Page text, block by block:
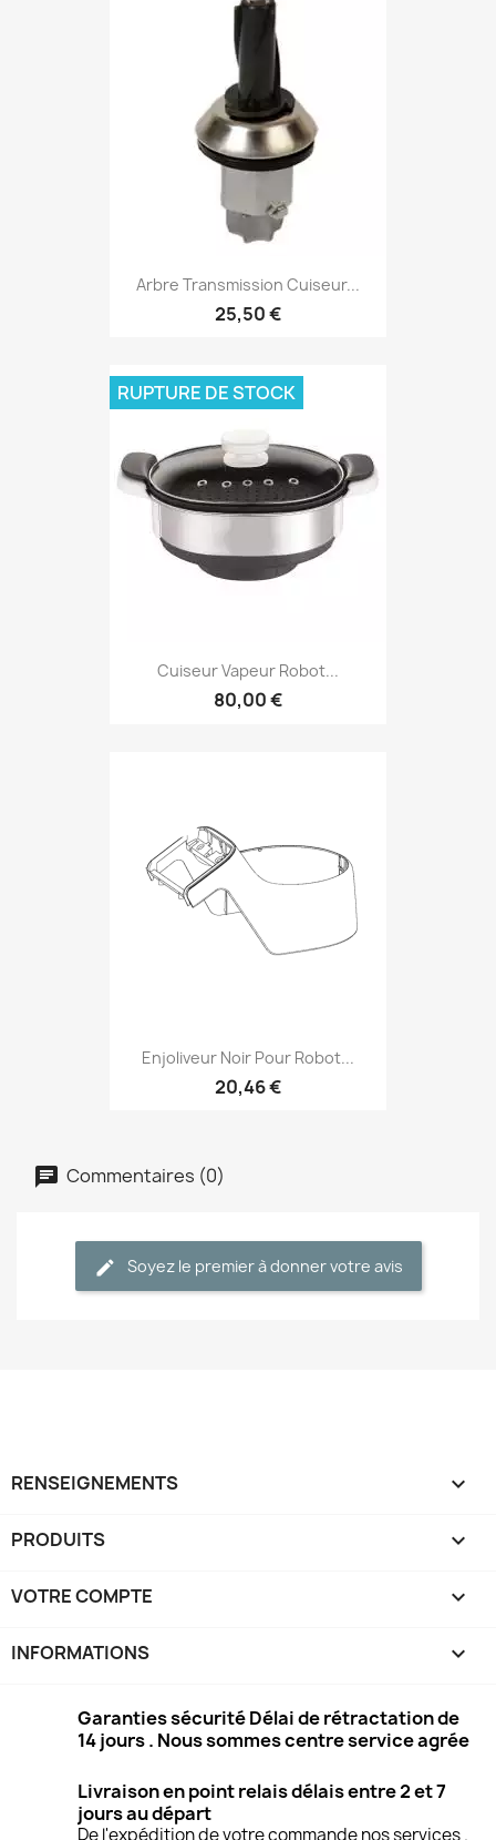
Arbre Transmission Cuiseur...
25,50 €
Cuiseur Vapeur Robot...
80,00 €
RUPTURE DE STOCK
Enjoliveur Noir Pour Robot...
20,46 €
Commentaires (0)
Soyez le premier à donner votre avis
RENSEIGNEMENTS 
PRODUITS 
VOTRE COMPTE 
INFORMATIONS keyboard_arrow_down
Garanties sécurité Délai de rétractation de
14 jours . Nous sommes centre service agrée
Livraison en point relais délais entre 2 et 7
jours au départ
De l'expédition de votre commande nos services .